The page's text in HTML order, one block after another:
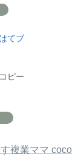
はてブ
コピー
複業ママ coco